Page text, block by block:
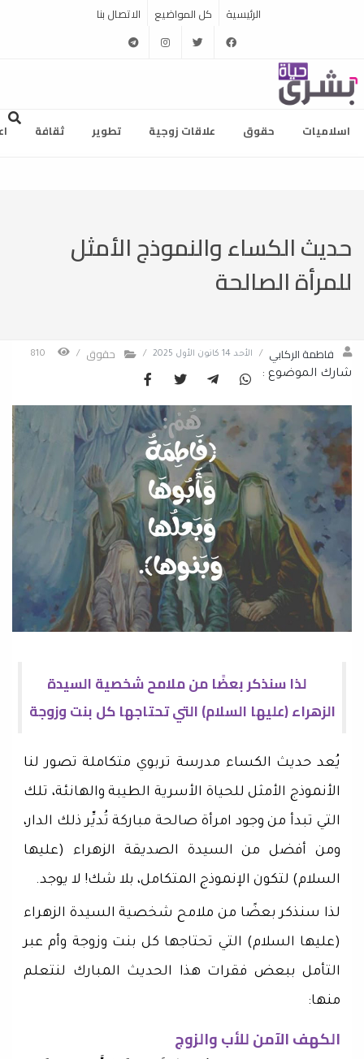
الرئيسية كل المواضيع الاتصال بنا
facebook
twitter
instagram
telegram
اسلاميات حقوق علاقات زوجية تطوير ثقافة
حديث الكساء والنموذج الأمثل
للمرأة الصالحة
فاطمة الركابي / الأحد 14 كانون الأول 2025 / حقوق /
شارك الموضوع :
لذا سنذكر بعضًا من ملامح شخصية السيدة
الزهراء (عليها السلام) التي تحتاجها كل بنت وزوجة
يُعد حديث الكساء مدرسة تربوي متكاملة تصور لنا
الأنموذج الأمثل للحياة الأسرية الطيبة والهانئة، تلك
التي تبدأ من وجود امرأة صالحة مباركة تُديِّر ذلك الدار،
ومن أفضل من السيدة الصديقة الزهراء (عليها
السلام) لتكون الإنموذج المتكامل، بلا شك! لا يوجد.
لذا سنذكر بعضًا من ملامح شخصية السيدة الزهراء
(عليها السلام) التي تحتاجها كل بنت وزوجة وأم عبر
التأمل ببعض فقرات هذا الحديث المبارك لنتعلم
منها:
الكهف الآمن للأب والزوج